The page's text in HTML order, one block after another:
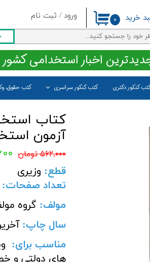
ورود / ثبت نام
حساب کاربری من
تغییر گذر واژه
سفارشات
خروج از حساب کاربری کنکور دکتری کتب کنکور سراسری کتب حقوق،
۰ خرید
اخبار استخدامی کشور
کتاب
آزمون
۵۶۲,۰۰۰ تومان
قطع: وزیری
تعداد صفحات:
مولف: گروه
سال چاپ:
مناسب برای:
های دولتی و